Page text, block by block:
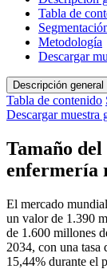
Tabla de
Metodología
Descargar
Descripción general
Tabla de contenido
Descargar muestra
Tamaño del
enfermería
El mercado
un valor de 1.390
de 1.600 millones
2034, con una
15,44% durante el